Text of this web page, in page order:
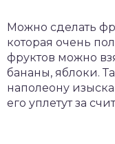
Можно сделать
которая очень
фруктов можно
бананы, яблоки.
наполеону
его уплетут за